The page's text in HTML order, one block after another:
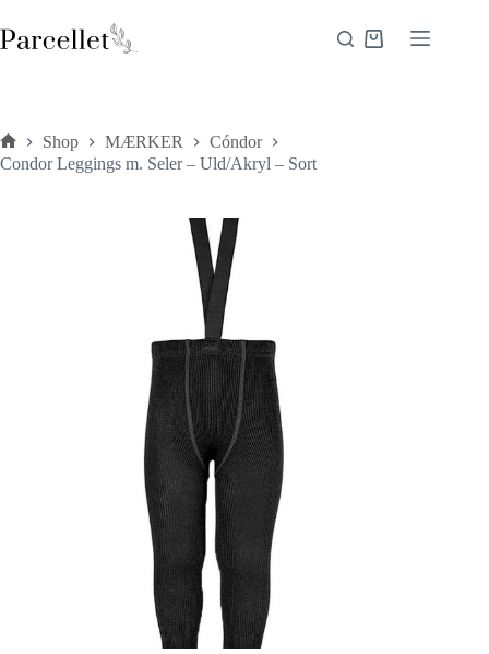
til
indhold
Indkøbskurv
Forside
Shop MÆRKER
Cóndor
Condor Leggings m. Seler – Uld/Akryl – Sort